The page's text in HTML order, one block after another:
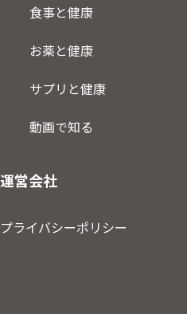
食事と健康
お薬と健康
サプリと健康
動画で知る
運営会社
プライバシーポリシー